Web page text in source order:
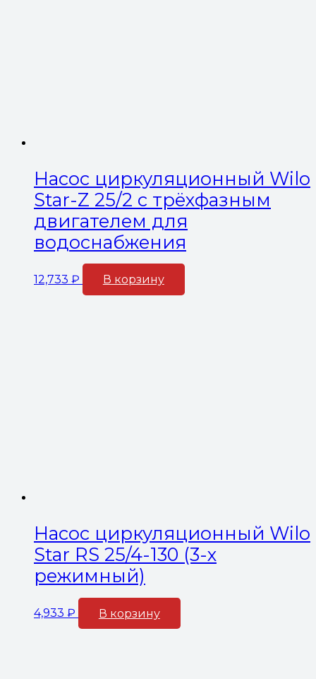
Насос циркуляционный Wilo
Star-Z 25/2 с трёхфазным
двигателем для
водоснабжения
12,733 ₽ В корзину
Насос циркуляционный Wilo
Star RS 25/4-130 (3-х
режимный)
4,933 ₽ В корзину